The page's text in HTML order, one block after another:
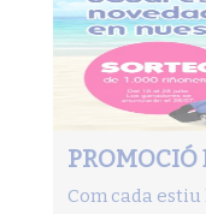
PROMOCIÓ
Com cada